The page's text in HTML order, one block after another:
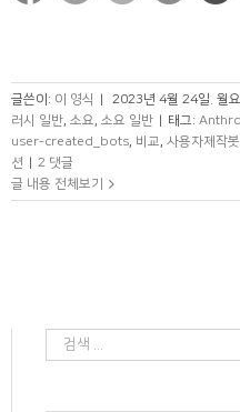
글쓴이: 이 영식 | 2023년 4월 24일. 월
러시 일반, 소요, 소요 일반 | 태그:
user-created_bots, 비교, 사용자제작봇
션 | 2 댓글
글 내용 전체보기